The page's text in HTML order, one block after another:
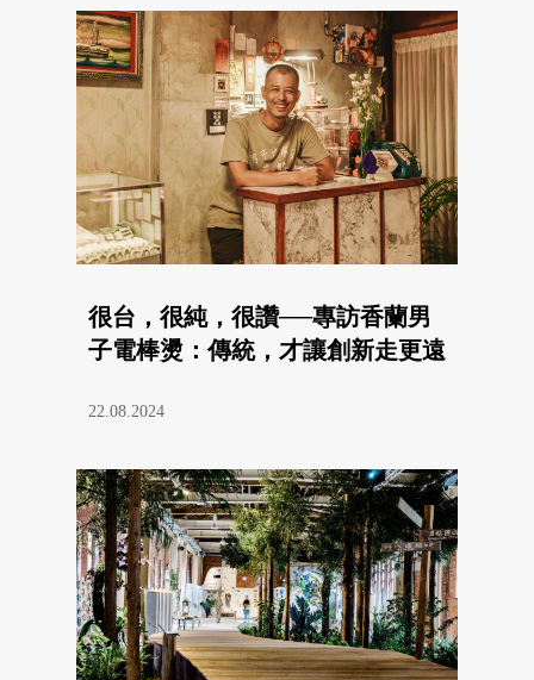
很台，很純，很讚──專訪香蘭男
子電棒燙：傳統，才讓創新走更遠
22.08.2024